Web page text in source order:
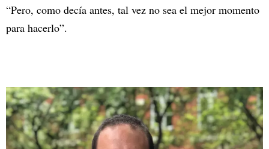
“Pero, como decía antes, tal vez no sea el mejor momento
para hacerlo”.